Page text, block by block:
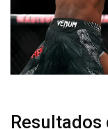
Resultados